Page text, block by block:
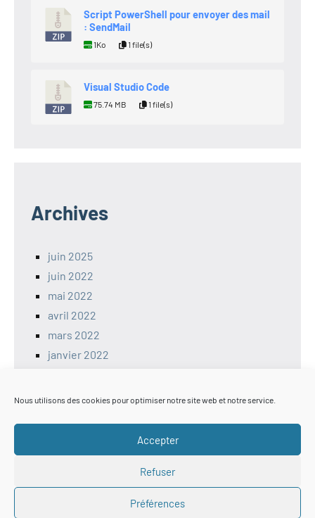
Nous utilisons des cookies pour optimiser notre site web et notre service.
Accepter
Refuser
Préférences
Script PowerShell pour envoyer des mail
: SendMail
1Ko 1 file(s)
Visual Studio Code
75.74 MB 1 file(s)
Archives
juin 2025
juin 2022
mai 2022
avril 2022
mars 2022
janvier 2022
Générateur de mots de passe